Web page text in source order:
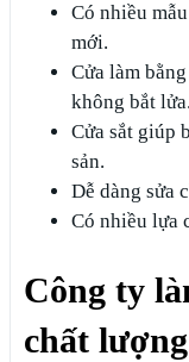
Có nhiều
mới.
Cửa làm
không bắt lửa.
Cửa sắt giúp
sản.
Dễ dàng sửa
Có nhiều lựa
Công ty
chất lượng